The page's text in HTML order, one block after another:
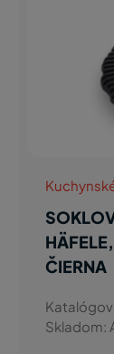
ČIERNA
Skladom: